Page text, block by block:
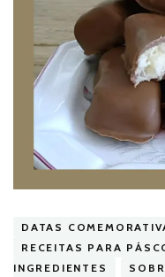
DATAS
RECEITAS PARA
INGREDIENTES